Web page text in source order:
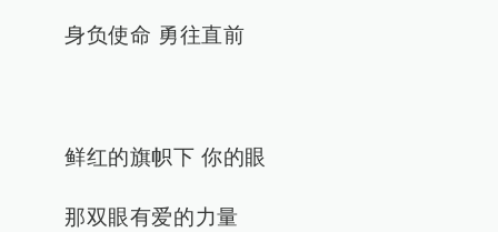
身负使命 勇往直前
鲜红的旗帜下 你的眼
那双眼有爱的力量